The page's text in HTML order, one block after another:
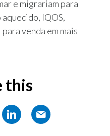
e migrariam para
IQOS,
venda em mais
this